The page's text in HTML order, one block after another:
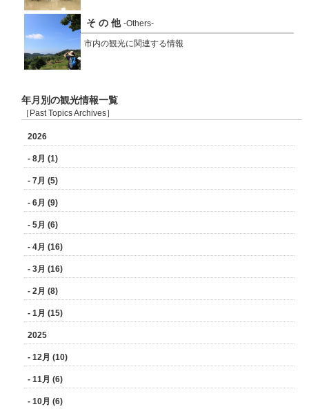
そ の 他 -Others-
市内の観光に関連する情報
年月別の観光情報一覧
［Past Topics Archives］
2026
- 8月 (1)
- 7月 (5)
- 6月 (9)
- 5月 (6)
- 4月 (16)
- 3月 (16)
- 2月 (8)
- 1月 (15)
2025
- 12月 (10)
- 11月 (6)
- 10月 (6)